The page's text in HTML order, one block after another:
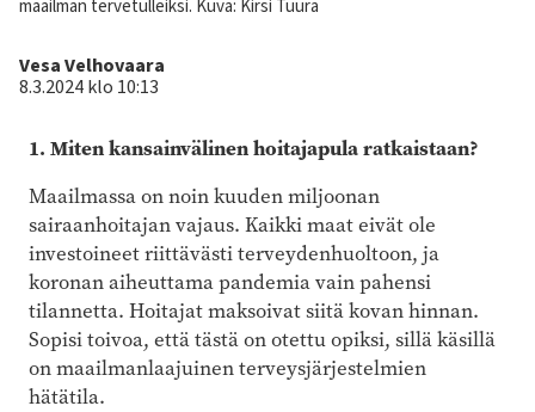
maailman tervetulleiksi. Kuva: Kirsi Tuura
Kirjoittaja
Vesa Velhovaara
8.3.2024 klo 10:13
1. Miten kansainvälinen hoitajapula ratkaistaan?
Maailmassa on noin kuuden miljoonan
sairaanhoitajan vajaus. Kaikki maat eivät ole
investoineet riittävästi terveydenhuoltoon, ja
koronan aiheuttama pandemia vain pahensi
tilannetta. Hoitajat maksoivat siitä kovan hinnan.
Sopisi toivoa, että tästä on otettu opiksi, sillä käsillä
on maailmanlaajuinen terveysjärjestelmien
hätätila.